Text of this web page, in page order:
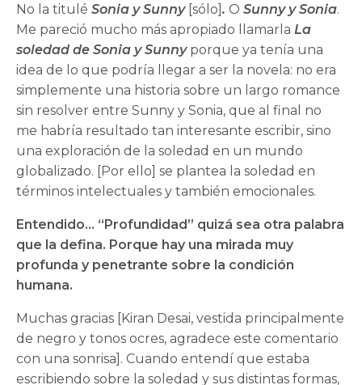
No la tituléSonia y Sunny [sólo]. O Sunny y Sonia.
Me pareció mucho más apropiado llamarlaLa
soledad de Sonia y Sunnyporque ya tenía una
idea de lo que podría llegar a ser la novela: no era
simplemente una historia sobre un largo romance
sin resolver entre Sunny y Sonia, que al final no
me habría resultado tan interesante escribir, sino
una exploración de la soledad en un mundo
globalizado. [Por ello] se plantea la soledad en
términos intelectuales y también emocionales.
Entendido… “Profundidad” quizá sea otra palabra
que la defina. Porque hay una mirada muy
profunda y penetrante sobre la condición
humana.
Muchas gracias [Kiran Desai, vestida principalmente
de negro y tonos ocres, agradece este comentario
con una sonrisa]. Cuando entendí que estaba
escribiendo sobre la soledad y sus distintas formas,